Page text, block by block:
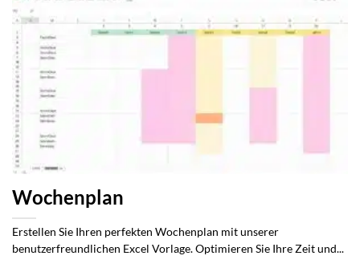
Wochenplan
Erstellen Sie Ihren perfekten Wochenplan mit unserer
benutzerfreundlichen Excel Vorlage. Optimieren Sie Ihre Zeit und...